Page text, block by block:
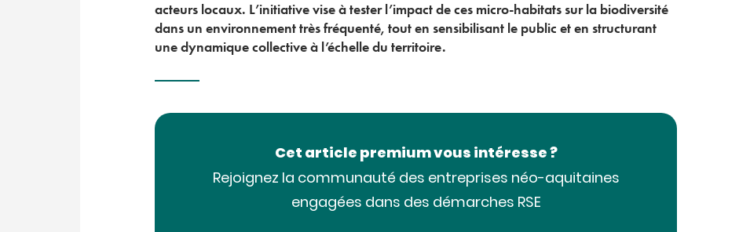
acteurs locaux. L’initiative vise à tester l’impact de ces micro-habitats sur la biodiversité
dans un environnement très fréquenté, tout en sensibilisant le public et en structurant
une dynamique collective à l’échelle du territoire.
Cet article premium vous intéresse ?
Rejoignez la communauté des entreprises néo-aquitaines
engagées dans des démarches RSE
SOCIÉTAL